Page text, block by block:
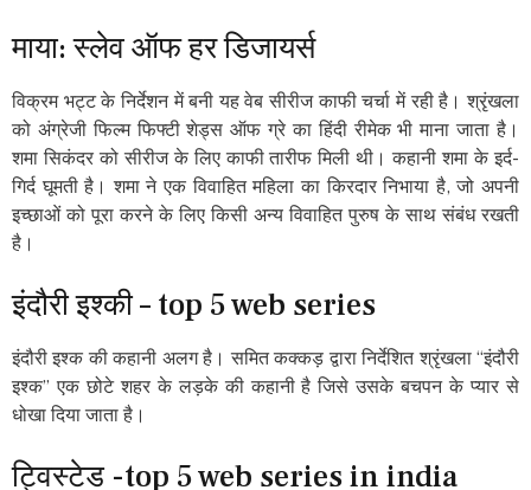
माया: स्लेव ऑफ हर डिजायर्स
विक्रम भट्ट के निर्देशन में बनी यह वेब सीरीज काफी चर्चा में रही है। श्रृंखला
को अंग्रेजी फिल्म फिफ्टी शेड्स ऑफ ग्रे का हिंदी रीमेक भी माना जाता है।
शमा सिकंदर को सीरीज के लिए काफी तारीफ मिली थी। कहानी शमा के इर्द-
गिर्द घूमती है। शमा ने एक विवाहित महिला का किरदार निभाया है, जो अपनी
इच्छाओं को पूरा करने के लिए किसी अन्य विवाहित पुरुष के साथ संबंध रखती
है।
इंदौरी इश्की – top 5 web series
इंदौरी इश्क की कहानी अलग है। समित कक्कड़ द्वारा निर्देशित श्रृंखला “इंदौरी
इश्क” एक छोटे शहर के लड़के की कहानी है जिसे उसके बचपन के प्यार से
धोखा दिया जाता है।
ट्विस्टेड -top 5 web series in india